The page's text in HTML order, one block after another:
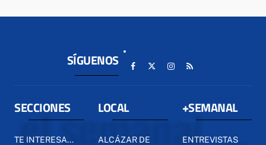
SÍGUENOS
SECCIONES
TE INTERESA...
LOCAL
ALCÁZAR DE
+SEMANAL
ENTREVISTAS